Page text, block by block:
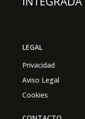
LEGAL
Privacidad
Aviso Legal
Cookies